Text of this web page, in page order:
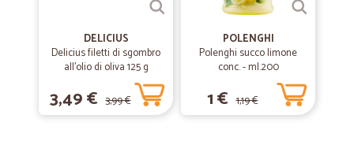
DELICIUS
Delicius filetti di sgombro
all'olio di oliva 125 g
3,49 € 3,99 €
POLENGHI
Polenghi succo limone
conc. - ml.200
1 € 1,19 €